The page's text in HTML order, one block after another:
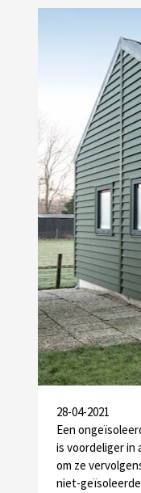
28-04-2021
Een
is voordeliger in
om ze
niet-